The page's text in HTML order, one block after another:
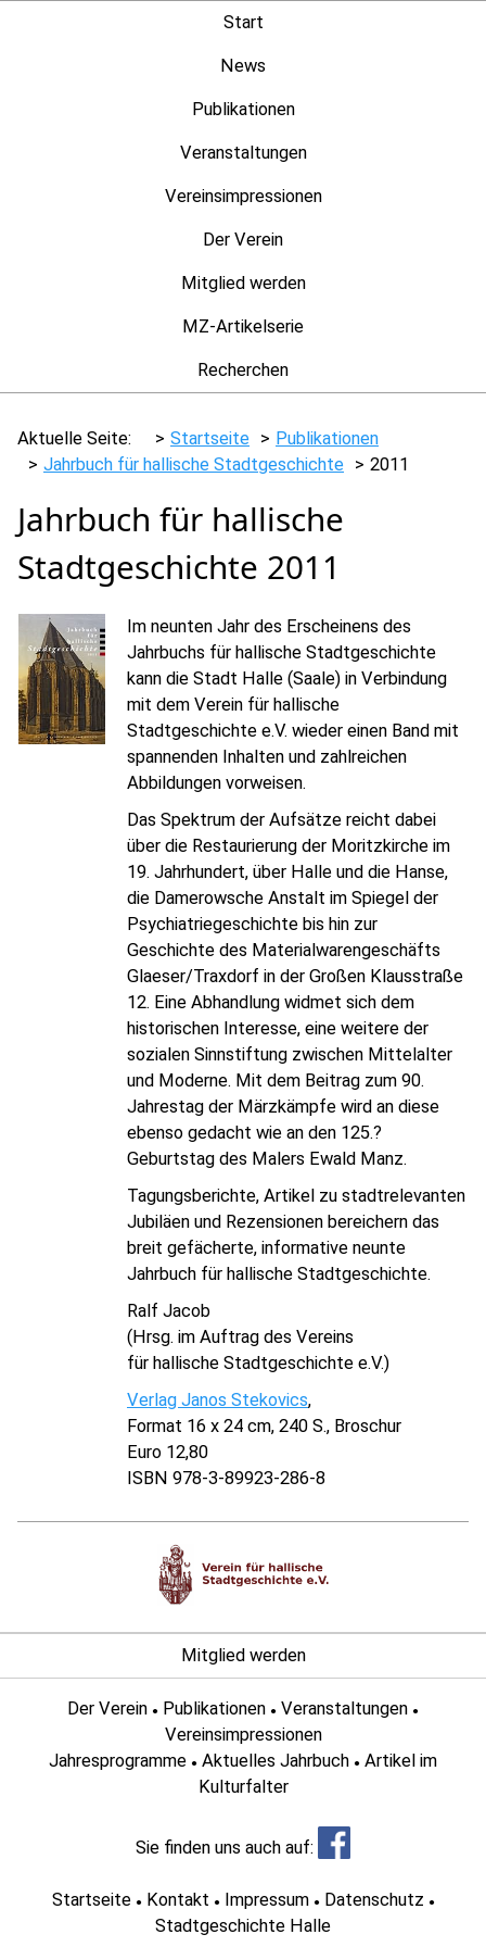
Start
News
Publikationen
Veranstaltungen
Vereinsimpressionen
Der Verein
Mitglied werden
MZ-Artikelserie
Recherchen
Aktuelle Seite: Startseite
Publikationen
Jahrbuch für hallische Stadtgeschichte
2011
Jahrbuch für hallische
Stadtgeschichte 2011
Im neunten Jahr des Erscheinens des
Jahrbuchs für hallische Stadtgeschichte
kann die Stadt Halle (Saale) in Verbindung
mit dem Verein für hallische
Stadtgeschichte e.V. wieder einen Band mit
spannenden Inhalten und zahlreichen
Abbildungen vorweisen.
Das Spektrum der Aufsätze reicht dabei
über die Restaurierung der Moritzkirche im
19. Jahrhundert, über Halle und die Hanse,
die Damerowsche Anstalt im Spiegel der
Psychiatriegeschichte bis hin zur
Geschichte des Materialwarengeschäfts
Glaeser/Traxdorf in der Großen Klausstraße
12. Eine Abhandlung widmet sich dem
historischen Interesse, eine weitere der
sozialen Sinnstiftung zwischen Mittelalter
und Moderne. Mit dem Beitrag zum 90.
Jahrestag der Märzkämpfe wird an diese
ebenso gedacht wie an den 125.?
Geburtstag des Malers Ewald Manz.
Tagungsberichte, Artikel zu stadtrelevanten
Jubiläen und Rezensionen bereichern das
breit gefächerte, informative neunte
Jahrbuch für hallische Stadtgeschichte.
Ralf Jacob
(Hrsg. im Auftrag des Vereins
für hallische Stadtgeschichte e.V.)
Verlag Janos Stekovics,
Format 16 x 24 cm, 240 S., Broschur
Euro 12,80
ISBN 978-3-89923-286-8
Mitglied werden
Der Verein ● Publikationen ● Veranstaltungen ●
Vereinsimpressionen
Jahresprogramme ● Aktuelles Jahrbuch ● Artikel im
Kulturfalter
Sie finden uns auch auf:
Startseite ● Kontakt ● Impressum ● Datenschutz ●
Stadtgeschichte Halle